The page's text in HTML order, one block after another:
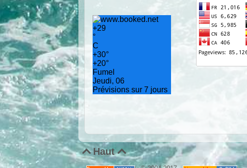
+29
°
C
+30°
+20°
Fumel
Jeudi, 06
Prévisions sur 7 jours
Haut